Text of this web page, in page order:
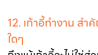
12. เก้าอี้ทำงาน สำ
ใดๆ